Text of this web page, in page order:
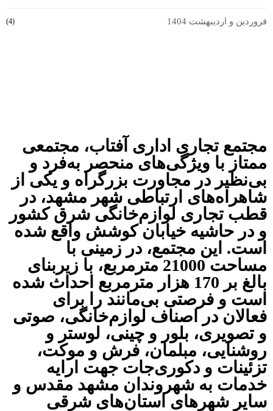
فروردین و اردیبهشت 1404 (4)
مجتمع تجاری اداری آفتاب، مجتمعی
ممتاز با ویژگی‌های منحصر به‌فرد و
بی‌نظیر در مجاورت بزرگراه و یکی از
شاهراه‌های ارتباطی شهر مشهد، در
قطب تجاری لوازم‌خانگی شرق کشور
و در حاشیه خیابان کوشش واقع شده
است. این مجتمع، در زمینی با
مساحت 21000 مترمربع، با زیربنای
بالغ بر 1‌7‌0 هزار متر‌مربع احداث شده
است و فرصتی بی‌مانند را برای
فعالان در اصناف لوازم‌خانگی، صوتی
و تصویری، بلور و چینی، لوستر و
روشنایی، مبلمان، فرش و موکت،
تزئینات و دکوری‌جات جهت ارایه
خدمات به شهروندان مشهد مقدس و
سایر شهرهای استان‌های شرقی